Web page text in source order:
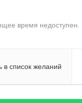
время недоступен.
в список желаний